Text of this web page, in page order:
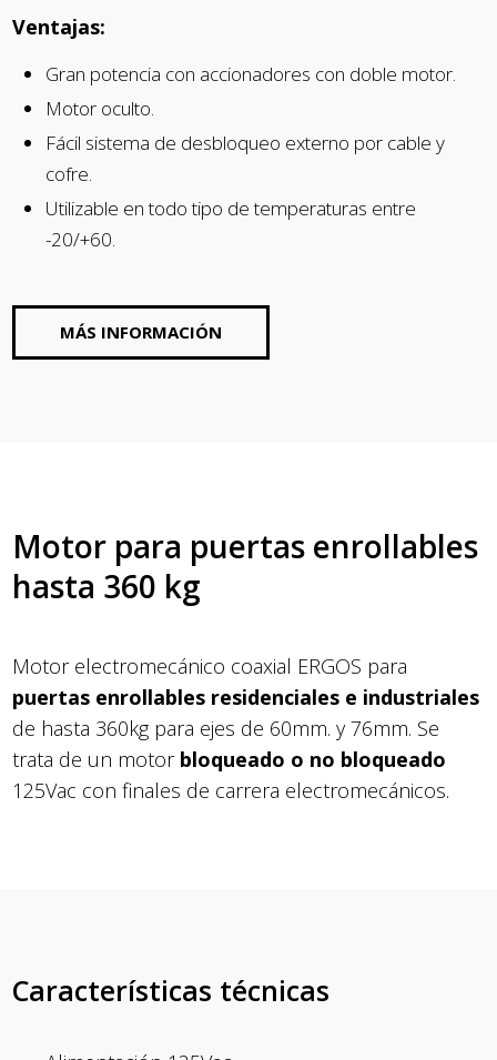
Ventajas:
Gran potencia con accionadores con doble motor.
Motor oculto.
Fácil sistema de desbloqueo externo por cable y
cofre.
Utilizable en todo tipo de temperaturas entre
-20/+60.
MÁS INFORMACIÓN
Motor para puertas enrollables
hasta 360 kg
Motor electromecánico coaxial ERGOS para
puertas enrollables residenciales e industriales
de hasta 360kg para ejes de 60mm. y 76mm. Se
trata de un motor bloqueado o no bloqueado
125Vac con finales de carrera electromecánicos.
Características técnicas